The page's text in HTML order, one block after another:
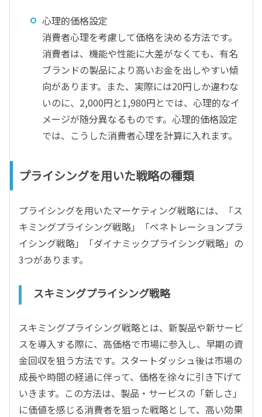
心理的価格設定
消費者心理を考慮して価格を決める方法です。
消費者は、機能や性能に大差がなくても、有名
ブランドの製品により高いお金を出しやすい傾
向があります。また、実際には20円しか違わな
いのに、2,000円と1,980円とでは、心理的なイ
メージが随分異なるものです。心理的価格設定
では、こうした消費者心理を計算に入れます。
プライシングを用いた戦略の種類
プライシングを用いたマーケティング戦略には、「ス
キミングプライシング戦略」「ペネトレーションプラ
イシング戦略」「ダイナミックプライシング戦略」の
3つがあります。
スキミングプライシング戦略
スキミングプライシング戦略とは、新製品や新サービ
スを導入する際に、高価格で市場に参入し、早期の資
金回収を狙う方法です。スタートダッシュ後は市場の
成長や時間の経過に伴って、価格を徐々に引き下げて
いきます。この方法は、製品・サービスの「新しさ」
に価値を感じる消費者を狙った戦略として、高い効果